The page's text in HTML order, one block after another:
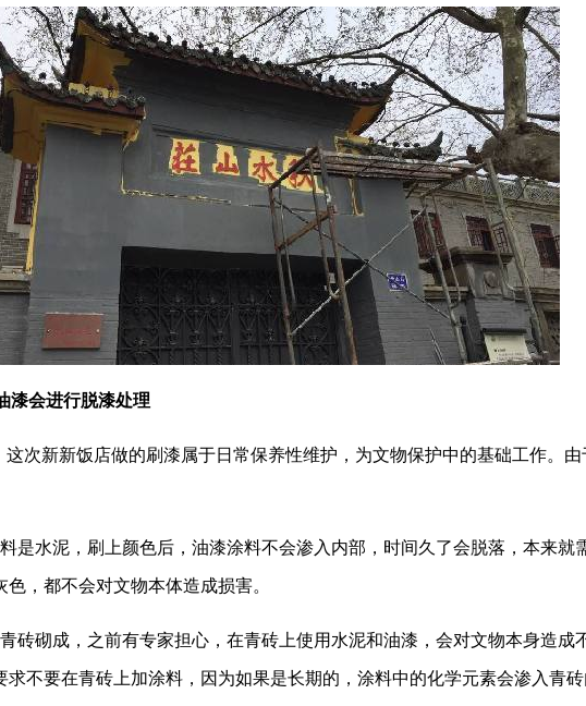
漆会进行脱漆处理
次新新饭店做的刷漆属于日常保养性维护，为文物保护中的基础工作。由
是水泥，刷上颜色后，油漆涂料不会渗入内部，时间久了会脱落，本来就
，都不会对文物本体造成损害。
砖砌成，之前有专家担心，在青砖上使用水泥和油漆，会对文物本身造成
不要在青砖上加涂料，因为如果是长期的，涂料中的化学元素会渗入青